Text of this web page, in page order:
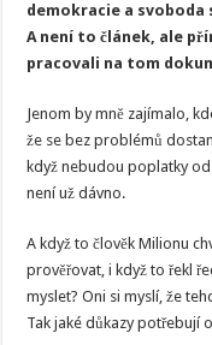
demokracie a svoboda
A není to článek, ale
pracovali na tom
Jenom by mně zajímalo,
že se bez problémů
když nebudou poplatky
není už dávno.
A když to člověk Milionu
prověřovat, i když to řekl
myslet? Oni si myslí, že
Tak jaké důkazy potřebují